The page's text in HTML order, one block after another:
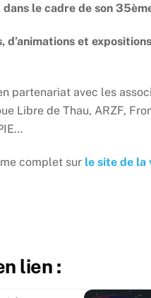
le cadre de son
d’animations et
partenariat avec les
Libre de Thau, ARZF,
complet sur le site de la
lien :